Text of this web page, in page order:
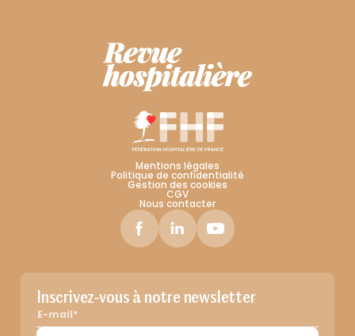
Mentions légales
Politique de confidentialité
Gestion des cookies
CGV
Nous contacter
Inscrivez-vous à notre newsletter